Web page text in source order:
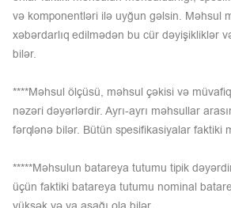
və komponentləri ilə uyğun gəlsin. Məhsul
xəbərdarlıq edilmədən bu cür dəyişikliklər
bilər.
****Məhsul ölçüsü, məhsul çəkisi və
nəzəri dəyərlərdir. Ayrı-ayrı məhsullar
fərqlənə bilər. Bütün spesifikasiyalar faktiki
*****Məhsulun batareya tutumu tipik
üçün faktiki batareya tutumu nominal